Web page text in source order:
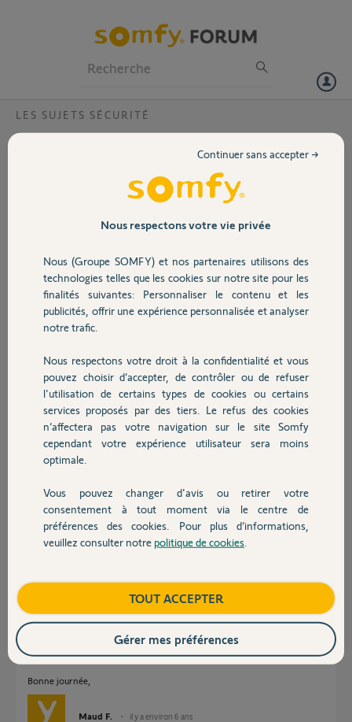
Volet
Sécurité
Domotique
Chauffage
Autres produits
Devis avec un pro
Contact
LES SUJETS SÉCURITÉ
Badge qui clignote malgré les
Ayant constaté que mon badge clignote sans cesse, j'ai cherché de
sur les boutons 3 sec, changement de piles, désinstallation dans
l'application), rien n'y fait, mon badge clignote toujours après avoir
remis une pile !
Que faire ?
Merci pour votre réponse.
Cordialement,
Yannick F.
il y a environ 6 ans
Participer au fil de discussion
Réponses
Je vous confirme que d'après ce que vous nous indiquez, il semblerait que
et c'est pour cette raison que je viens de vous envoyer un mail pour
continuer votre dépannage en privé.
Bonne journée,
Maud F. il y a environ 6 ans
Nous respectons votre vie privée
Nous (Groupe SOMFY) et nos partenaires utilisons des
technologies telles que les cookies sur notre site pour les
finalités suivantes: Personnaliser le contenu et les
publicités, offrir une expérience personnalisée et analyser
notre trafic.
Nous respectons votre droit à la confidentialité et vous
pouvez choisir d’accepter, de contrôler ou de refuser
l'utilisation de certains types de cookies ou certains
services proposés par des tiers. Le refus des cookies
n’affectera pas votre navigation sur le site Somfy
cependant votre expérience utilisateur sera moins
optimale.
Vous pouvez changer d'avis ou retirer votre
consentement à tout moment via le centre de
préférences des cookies. Pour plus d’informations,
veuillez consulter notre politique de cookies
Continuer sans accepter →
TOUT ACCEPTER
Gérer mes préférences